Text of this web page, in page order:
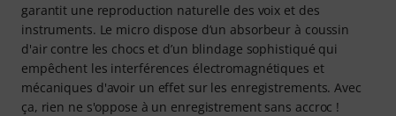
garantit une reproduction naturelle des voix et des
instruments. Le micro dispose d’un absorbeur à coussin
d'air contre les chocs et d’un blindage sophistiqué qui
empêchent les interférences électromagnétiques et
mécaniques d'avoir un effet sur les enregistrements. Avec
ça, rien ne s'oppose à un enregistrement sans accroc !